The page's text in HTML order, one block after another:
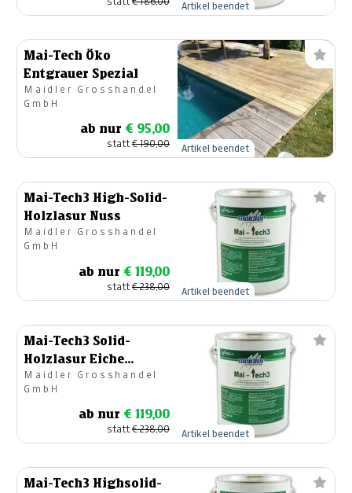
Artikel beendet
Mai-Tech Öko
Entgrauer Spezial
Maidler Grosshandel
GmbH
ab nur € 95,00
statt€ 190,00 Artikel beendet
Mai-Tech3 High-Solid-
Holzlasur Nuss
Maidler Grosshandel
GmbH
ab nur € 119,00
statt€ 238,00 Artikel beendet
Mai-Tech3 Solid-
Holzlasur Eiche
Dunkel
Maidler Grosshandel
GmbH
ab nur € 119,00
statt€ 238,00 Artikel beendet
Mai-Tech3 Highsolid-